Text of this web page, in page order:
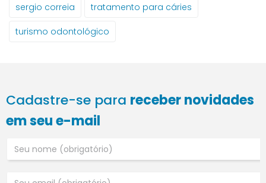
sergio correia tratamento para cáries
turismo odontológico
Cadastre-se para receber novidades
em seu e-mail